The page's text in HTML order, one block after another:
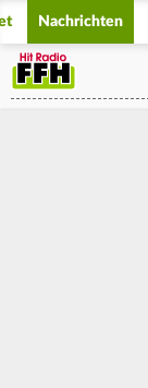
Nachrichten